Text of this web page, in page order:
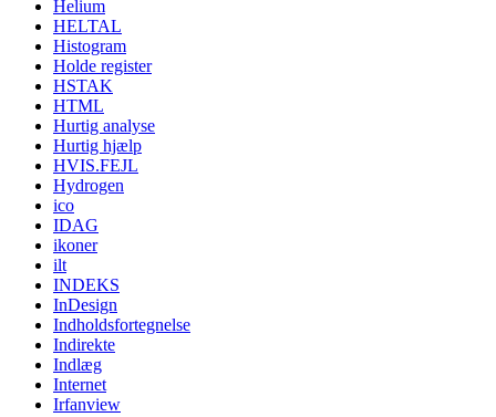
Helium
HELTAL
Histogram
Holde register
HSTAK
HTML
Hurtig analyse
Hurtig hjælp
HVIS.FEJL
Hydrogen
ico
IDAG
ikoner
ilt
INDEKS
InDesign
Indholdsfortegnelse
Indirekte
Indlæg
Internet
Irfanview